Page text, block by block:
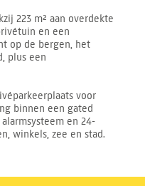
223 m² aan overdekte
en een
op de bergen, het
plus een
voor
binnen een gated
en 24-
winkels, zee en stad.